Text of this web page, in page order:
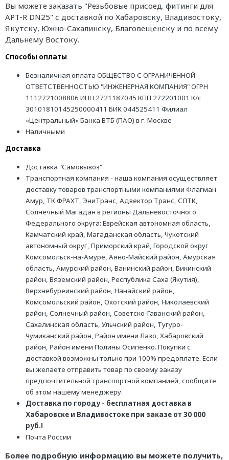
Вы можете заказать "Резьбовые присоед. фитинги для
APT-R DN25" с доставкой по Хабаровску, Владивостоку,
Якутску, Южно-Сахалинску, Благовещенску и по всему
Дальнему Востоку.
Способы оплаты
Безналичная оплата ОБЩЕСТВО С ОГРАНИЧЕННОЙ
ОТВЕТСТВЕННОСТЬЮ "ИНЖЕНЕРНАЯ КОМПАНИЯ" ОГРН
1112721008806 ИНН 2721187045 КПП 272201001 К/с
30101810145250000411 БИК 044525411 Филиал
«Центральный» Банка ВТБ (ПАО) в г. Москве
Наличными
Доставка
Доставка "Самовывоз"
Транспортная компания - наша компания осуществляет
доставку товаров транспортными компаниями Флагман
Амур, ТК ФРАХТ, ЭниТранс, Адвектор Транс, СЛТК,
Солнечный Магадан в регионы Дальневосточного
Федерального округа: Еврейская автономная область,
Камчатский край, Магаданская область, Чукотский
автономный округ, Приморский край, Городской округ
Комсомольск-на-Амуре, Аяно-Майский район, Амурская
область, Амурский район, Ванинский район, Бикинский
район, Вяземский район, Республика Саха (Якутия),
Верхнебуреинский район, Нанайский район,
Комсомольский район, Охотский район, Николаевский
район, Солнечный район, Советско-Гаванский район,
Сахалинская область, Ульчский район, Тугуро-
Чумиканский район, Район имени Лазо, Хабаровский
район, Район имени Полины Осипенко. Покупки с
доставкой возможны только при 100% предоплате. Если
вы желаете отправить товар по своему заказу
предпочтительной транспортной компанией, сообщите
об этом нашему менеджеру.
Доставка по городу - бесплатная доставка в
Хабаровске и Владивостоке при заказе от 30 000
руб.!
Почта России
Более подробную информацию вы можете получить,